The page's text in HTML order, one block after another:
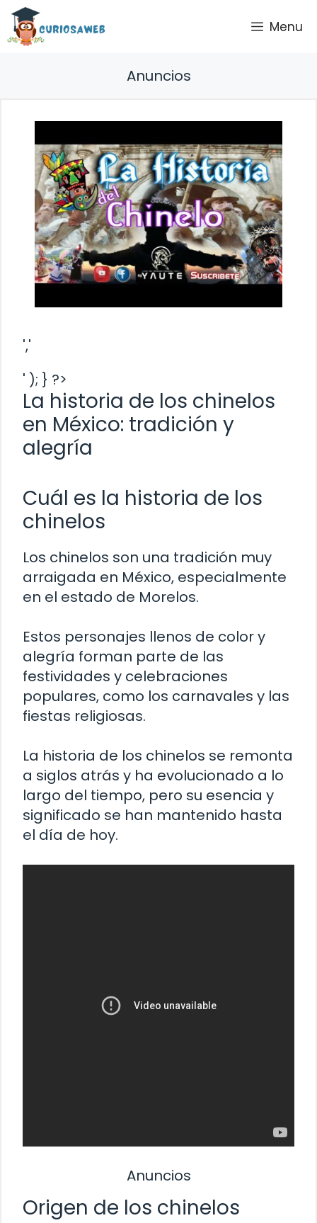
Saltar
contenido
Menu
Anuncios
','
' ); } ?>
La historia de los chinelos
en México: tradición y
alegría
Cuál es la historia de los
chinelos
Los chinelos son una tradición muy
arraigada en México, especialmente
en el estado de Morelos.
Estos personajes llenos de color y
alegría forman parte de las
festividades y celebraciones
populares, como los carnavales y las
fiestas religiosas.
La historia de los chinelos se remonta
a siglos atrás y ha evolucionado a lo
largo del tiempo, pero su esencia y
significado se han mantenido hasta
el día de hoy.
Anuncios
Origen de los chinelos